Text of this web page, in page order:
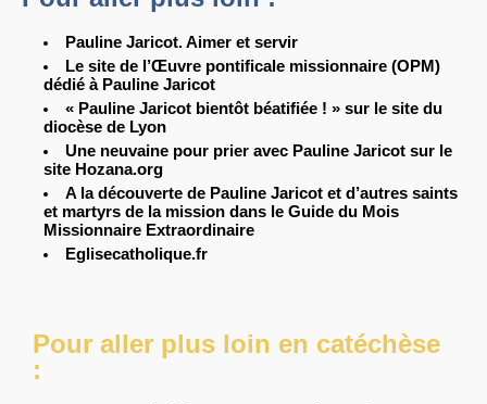
Pauline Jaricot. Aimer et servir
Le site de l’Œuvre pontificale missionnaire (OPM)
dédié à Pauline Jaricot
« Pauline Jaricot bientôt béatifiée ! » sur le site du
diocèse de Lyon
Une neuvaine pour prier avec Pauline Jaricot sur le
site Hozana.org
A la découverte de Pauline Jaricot et d’autres saints
et martyrs de la mission dans le Guide du Mois
Missionnaire Extraordinaire
Eglisecatholique.fr
Pour aller plus loin en catéchèse
: